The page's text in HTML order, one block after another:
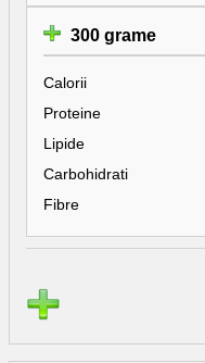
300 grame
Calorii
Proteine
Lipide
Carbohidrati
Fibre